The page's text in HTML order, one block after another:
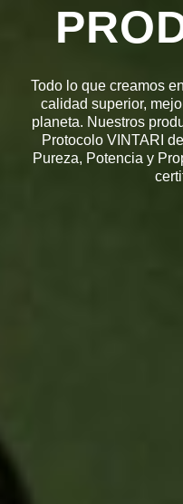
Todo lo que creamos
calidad superior,
planeta. Nuestros
Protocolo VINTARI
Pureza, Potencia y